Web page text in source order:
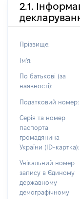
2.1.
Прізвище:
Ім'я:
По батькові (за
наявності):
Податковий номер:
Серія та номер
паспорта
громадянина
України (ID-картка):
Унікальний номер
запису в Єдиному
державному
демографічному